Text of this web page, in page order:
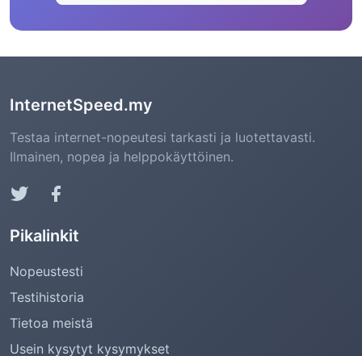
InternetSpeed.my
Testaa internet-nopeutesi tarkasti ja luotettavasti.
Ilmainen, nopea ja helppokäyttöinen.
Pikalinkit
Nopeustesti
Testihistoria
Tietoa meistä
Usein kysytyt kysymykset